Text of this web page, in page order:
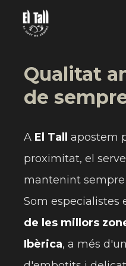
Qualitat
de
A El Tallapostem
proximitat, el
mantenint sempre
Som especialistes
de les millors
Ibèrica, a més